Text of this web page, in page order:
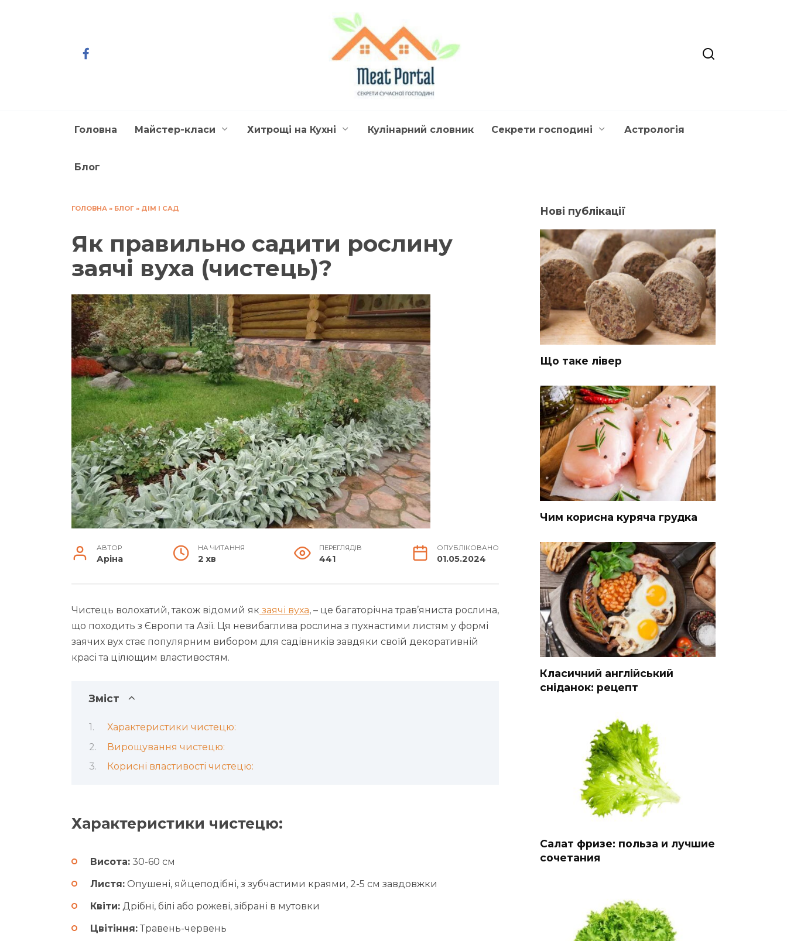
Головна Майстер-класи Хитрощі на Кухні Кулінарний словник Секрети господині Астрологія
Блог
ГОЛОВНА » БЛОГ » ДІМ І САД
Як правильно садити рослину
заячі вуха (чистець)?
АВТОР
Аріна
НА ЧИТАННЯ
2 хв
ПЕРЕГЛЯДІВ
441
ОПУБЛІКОВАНО
01.05.2024
Чистець волохатий, також відомий як заячі вуха, – це багаторічна трав’яниста рослина,
що походить з Європи та Азії. Ця невибаглива рослина з пухнастими листям у формі
заячих вух стає популярним вибором для садівників завдяки своїй декоративній
красі та цілющим властивостям.
Зміст
Характеристики чистецю:
Вирощування чистецю:
Корисні властивості чистецю:
Характеристики чистецю:
Висота: 30-60 см
Листя: Опушені, яйцеподібні, з зубчастими краями, 2-5 см завдовжки
Квіти: Дрібні, білі або рожеві, зібрані в мутовки
Цвітіння: Травень-червень
Нові публікації
Що таке лівер
Чим корисна куряча грудка
Класичний англійський
сніданок: рецепт
Салат фризе: польза и лучшие
сочетания